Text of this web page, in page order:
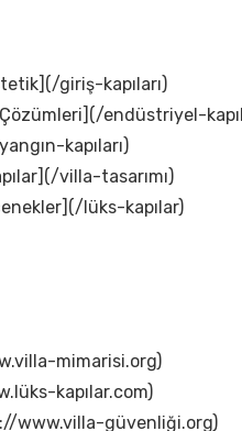
giriş-kapıları)
endüstriyel-
kapıları)
villa-tasarımı)
lüks-kapılar)
mimarisi.org)
kapılar.com)
www.villa-güvenliği.org)